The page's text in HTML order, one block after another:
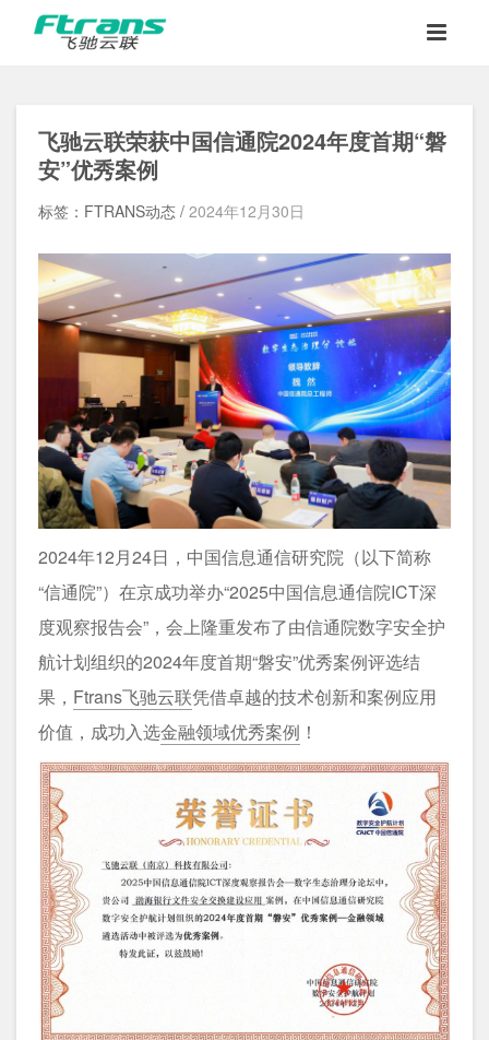
飞驰云联荣获中国信通院2024年度首期“磐
安”优秀案例
标签：FTRANS动态 / 2024年12月30日
2024年12月24日，中国信息通信研究院（以下简称
“信通院”）在京成功举办“2025中国信息通信院ICT深
度观察报告会”，会上隆重发布了由信通院数字安全护
航计划组织的2024年度首期“磐安”优秀案例评选结
果， Ftrans飞驰云联凭借卓越的技术创新和案例应用
价值，成功入选金融领域优秀案例 ！